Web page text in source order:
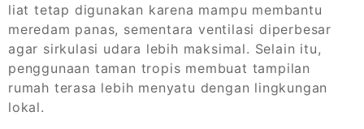
liat tetap digunakan karena mampu membantu
meredam panas, sementara ventilasi diperbesar
agar sirkulasi udara lebih maksimal. Selain itu,
penggunaan taman tropis membuat tampilan
rumah terasa lebih menyatu dengan lingkungan
lokal.